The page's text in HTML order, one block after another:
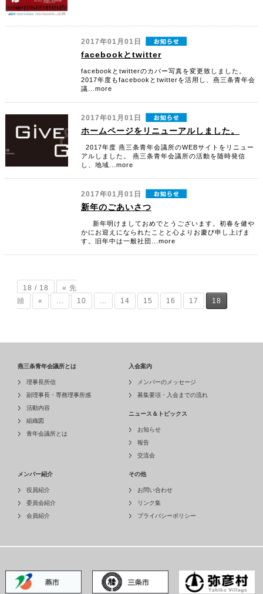
2017年01月01日
facebookとtwitter
facebookとtwitterのカバー写真を変更致しました。
2017年度もfacebookとtwitterを活用し、燕三条青年会
議...more
2017年01月01日
ホームページをリニューアルしました。
2017年度 燕三条青年会議所のWEBサイトをリニュー
アルしました。 燕三条青年会議所の活動を随時発信
し、地域...more
2017年01月01日
新年のごあいさつ
新年明けましておめでとうございます。初春を健や
かにお迎えになられたことと心よりお慶び申し上げま
す。旧年中は一般社団...more
18 / 18
« 先
頭
« 10 14 15 16 17 18
燕三条青年会議所とは
理事長所信
副理事長・専務理事所感
活動内容
組織図
青年会議所とは
入会案内
メンバーのメッセージ
募集要項・入会までの流れ
ニュース＆トピックス
お知らせ
報告
交流会
メンバー紹介
役員紹介
委員会紹介
会員紹介
その他
お問い合わせ
リンク集
プライバシーポリシー